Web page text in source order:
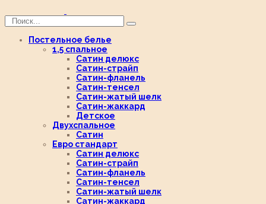
Постельное белье
1,5 спальное
Сатин делюкс
Сатин-страйп
Сатин-фланель
Сатин-тенсел
Сатин-жатый шелк
Сатин-жаккард
Детское
Двухспальное
Сатин
Евро стандарт
Сатин делюкс
Сатин-страйп
Сатин-фланель
Сатин-тенсел
Сатин-жатый шелк
Сатин-жаккард